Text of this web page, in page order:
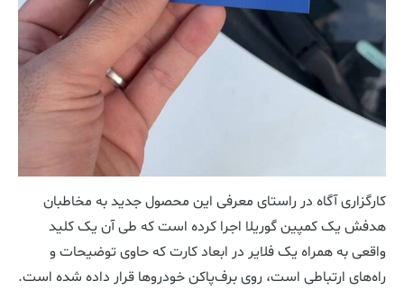
کارگزاری آگاه در راستای معرفی این محصول جدید به مخاطبان
هدفش یک کمپین گوریلا اجرا کرده است که طی آن یک کلید
واقعی به همراه یک فلایر در ابعاد کارت که حاوی توضیحات و
راه‌های ارتباطی است، روی برف‌پاکن خودروها قرار داده شده است.